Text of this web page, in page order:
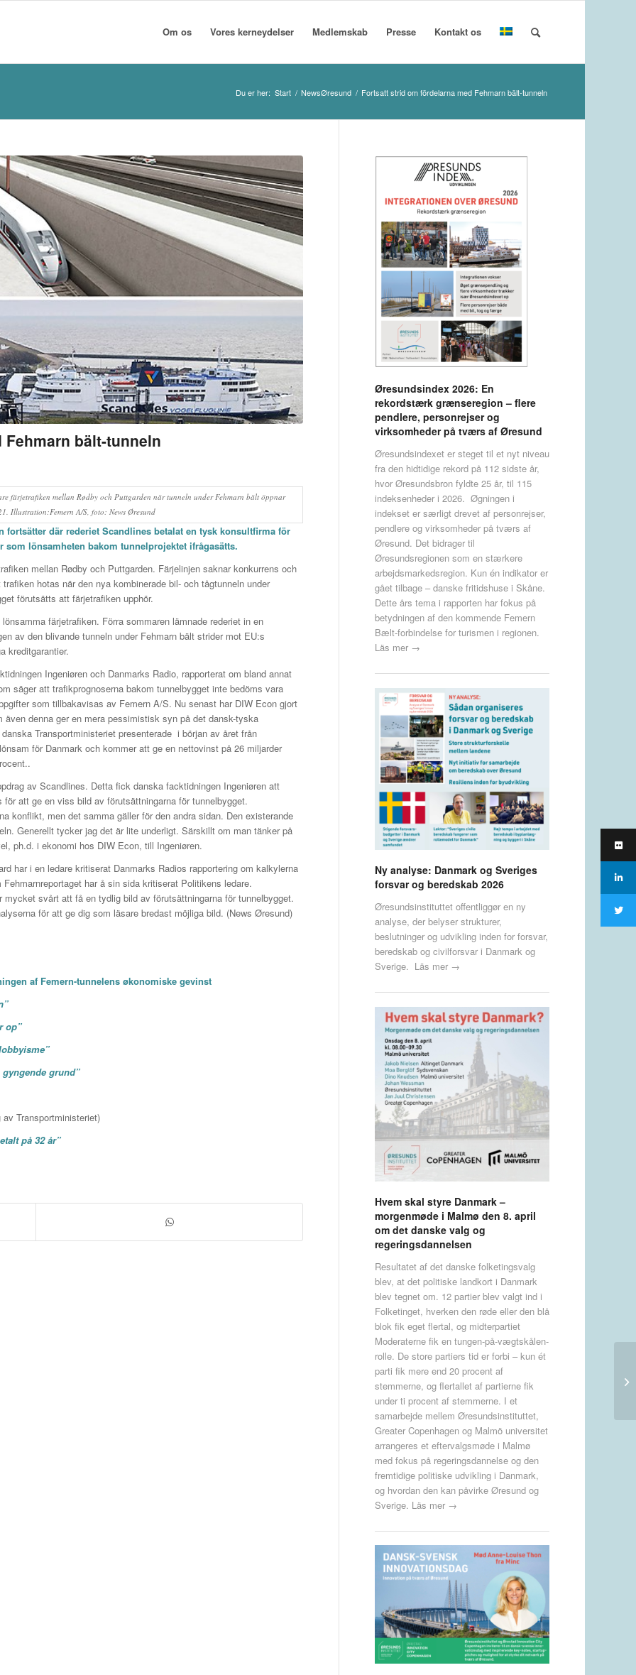
Om os Vores kerneydelser Medlemskab Presse Kontakt os
Du er her: Start / NewsØresund / Fortsatt strid om fördelarna med Fehmarn bält-tunneln
bält-tunneln
färjetrafiken mellan Rødby och Puttgarden när tunneln under Fehmarn bält öppnar
Illustration:Femern A/S, foto: News Øresund
där rederiet Scandlines betalat en tysk konsultfirma för
som lönsamheten bakom tunnelprojektet ifrågasätts.
mellan Rødby och Puttgarden. Färjelinjen saknar konkurrens och
hotas när den nya kombinerade bil- och tågtunneln under
förutsätts att färjetrafiken upphör.
färjetrafiken. Förra sommaren lämnade rederiet in en
av den blivande tunneln under Fehmarn bält strider mot EU:s
kreditgarantier.
Ingeniøren och Danmarks Radio, rapporterat om bland annat
säger att trafikprognoserna bakom tunnelbygget inte bedöms vara
som tillbakavisas av Femern A/S. Nu senast har DIW Econ gjort
denna ger en mera pessimistisk syn på det dansk-tyska
Transportministeriet presenterade i början av året från
för Danmark och kommer att ge en nettovinst på 26 miljarder
av Scandlines. Detta fick danska facktidningen Ingeniøren att
att ge en viss bild av förutsättningarna för tunnelbygget.
konflikt, men det samma gäller för den andra sidan. Den existerande
Generellt tycker jag det är lite underligt. Särskillt om man tänker på
ph.d. i ekonomi hos DIW Econ, till Ingeniøren.
har i en ledare kritiserat Danmarks Radios rapportering om kalkylerna
har å sin sida kritiserat Politikens ledare.
svårt att få en tydlig bild av förutsättningarna för tunnelbygget.
för att ge dig som läsare bredast möjliga bild. (News Øresund)
af Femern-tunnelens økonomiske gevinst
op”
grund”
av Transportministeriet)
på 32 år”
Øresundsindex 2026: En
rekordstærk grænseregion – flere
pendlere, personrejser og
virksomheder på tværs af Øresund
Øresundsindexet er steget til et nyt niveau
fra den hidtidige rekord på 112 sidste år,
hvor Øresundsbron fyldte 25 år, til 115
indeksenheder i 2026. Øgningen i
indekset er særligt drevet af personrejser,
pendlere og virksomheder på tværs af
Øresund. Det bidrager til
Øresundsregionen som en stærkere
arbejdsmarkedsregion. Kun én indikator er
gået tilbage – danske fritidshuse i Skåne.
Dette års tema i rapporten har fokus på
betydningen af den kommende Femern
Bælt-forbindelse for turismen i regionen.
Läs mer →
Ny analyse: Danmark og Sveriges
forsvar og beredskab 2026
Øresundsinstituttet offentliggør en ny
analyse, der belyser strukturer,
beslutninger og udvikling inden for forsvar,
beredskab og civilforsvar i Danmark og
Sverige. Läs mer →
Hvem skal styre Danmark –
morgenmøde i Malmø den 8. april
om det danske valg og
regeringsdannelsen
Resultatet af det danske folketingsvalg
blev, at det politiske landkort i Danmark
blev tegnet om. 12 partier blev valgt ind i
Folketinget, hverken den røde eller den blå
blok fik eget flertal, og midterpartiet
Moderaterne fik en tungen-på-vægtskålen-
rolle. De store partiers tid er forbi – kun ét
parti fik mere end 20 procent af
stemmerne, og flertallet af partierne fik
under ti procent af stemmerne. I et
samarbejde mellem Øresundsinstituttet,
Greater Copenhagen og Malmö universitet
arrangeres et eftervalgsmøde i Malmø
med fokus på regeringsdannelse og den
fremtidige politiske udvikling i Danmark,
og hvordan den kan påvirke Øresund og
Sverige. Läs mer →